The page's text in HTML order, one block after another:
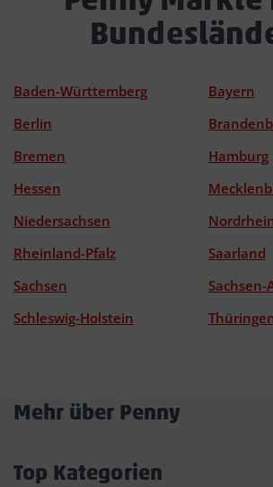
Baden-Württemberg
Bayern
Berlin
Bremen
Hamburg
Hessen
Niedersachsen
Rheinland-Pfalz
Saarland
Sachsen
Schleswig-Holstein
Mehr über Penny
Top Kategorien